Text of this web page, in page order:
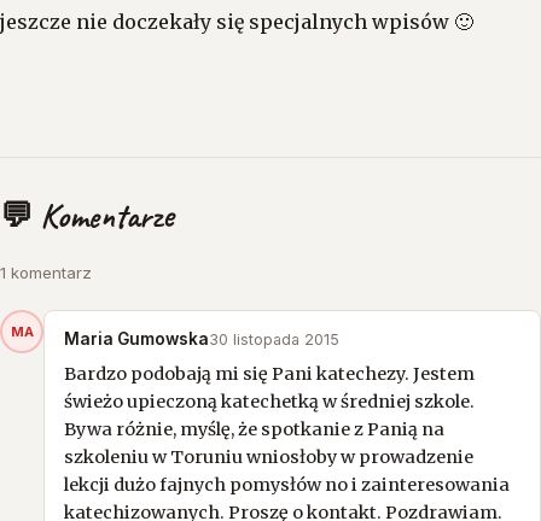
jeszcze nie doczekały się specjalnych wpisów 🙂
💬 Komentarze
1 komentarz
MA Maria Gumowska30 listopada 2015
Bardzo podobają mi się Pani katechezy. Jestem
świeżo upieczoną katechetką w średniej szkole.
Bywa różnie, myślę, że spotkanie z Panią na
szkoleniu w Toruniu wniosłoby w prowadzenie
lekcji dużo fajnych pomysłów no i zainteresowania
katechizowanych. Proszę o kontakt. Pozdrawiam.